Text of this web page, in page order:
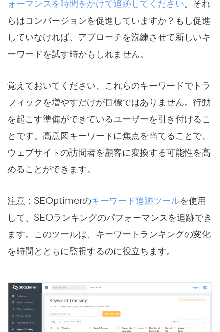
ォーマンスを時間をかけて追跡してください。それ
らはコンバージョンを促進していますか？もし促進
していなければ、アプローチを洗練させて新しいキ
ーワードを試す時かもしれません。
覚えておいてください、これらのキーワードでトラ
フィックを増やすだけが目標ではありません。行動
を起こす準備ができているユーザーを引き付けるこ
とです。高意図キーワードに焦点を当てることで、
ウェブサイトの訪問者を顧客に変換する可能性を高
めることができます。
注意：SEOptimerのキーワード追跡ツールを使用
して、SEOランキングのパフォーマンスを追跡でき
ます。このツールは、キーワードランキングの変化
を時間とともに監視するのに役立ちます。